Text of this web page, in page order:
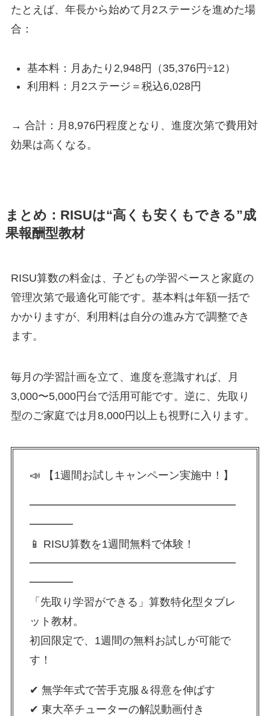
たとえば、年長から始めて月2ステージを進めた場
合：
基本料：月あたり2,948円（35,376円÷12）
利用料：月2ステージ＝税込6,028円
→ 合計：月8,976円程度となり、進度次第で費用対
効果は高くなる。
まとめ：RISUは“高くも安くもできる”成
果報酬型教材
RISU算数の料金は、子どもの学習ペースと家庭の
管理次第で最適化可能です。基本料は年額一括で
かかりますが、利用料は自分の進み方で調整でき
ます。
毎月の学習計画を立て、進度を意識すれば、月
3,000〜5,000円台で活用可能です。逆に、先取り
型のご家庭では月8,000円以上も視野に入ります。
📣 【1週間お試しキャンペーン実施中！】
━━━━━━━━━━━━━━━━━━━
━━━━
📱 RISU算数を1週間無料で体験！
━━━━━━━━━━━━━━━━━━━
━━━━
「先取り学習ができる」算数特化型タブレ
ット教材。
初回限定で、1週間の無料お試しが可能で
す！
✔ 無学年式で苦手克服＆得意を伸ばす
✔ 東大卒チューターの解説動画付き